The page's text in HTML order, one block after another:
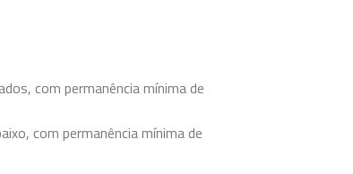
com permanência mínima de
com permanência mínima de